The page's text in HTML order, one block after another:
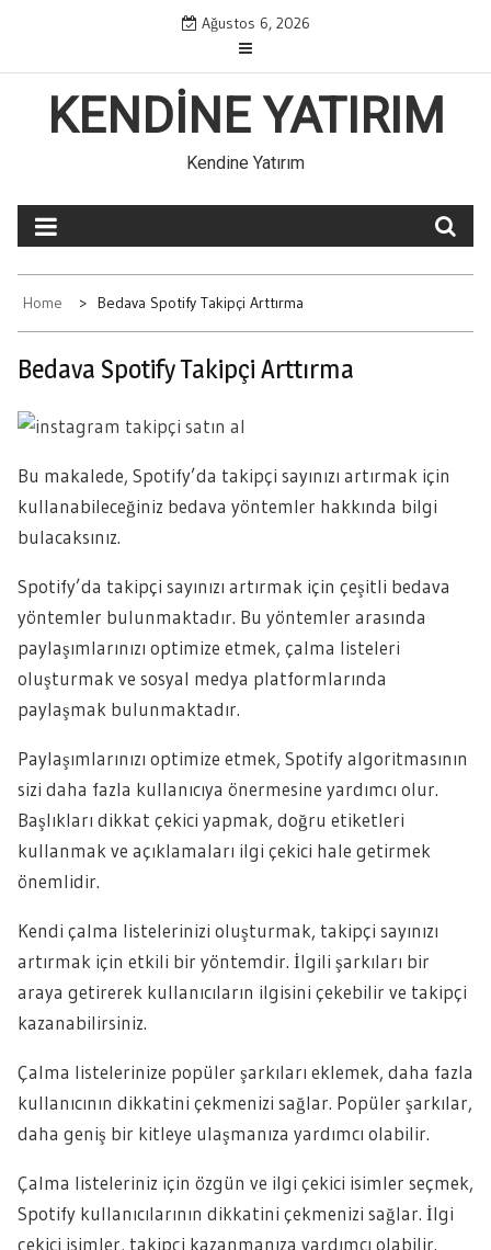
Ağustos 6, 2026
KENDINE YATIRIM
Kendine Yatırım
Home Bedava Spotify Takipçi Arttırma
Bedava Spotify Takipçi Arttırma
Bu makalede, Spotify’da takipçi sayınızı artırmak için
kullanabileceğiniz bedava yöntemler hakkında bilgi
bulacaksınız.
Spotify’da takipçi sayınızı artırmak için çeşitli bedava
yöntemler bulunmaktadır. Bu yöntemler arasında
paylaşımlarınızı optimize etmek, çalma listeleri
oluşturmak ve sosyal medya platformlarında
paylaşmak bulunmaktadır.
Paylaşımlarınızı optimize etmek, Spotify algoritmasının
sizi daha fazla kullanıcıya önermesine yardımcı olur.
Başlıkları dikkat çekici yapmak, doğru etiketleri
kullanmak ve açıklamaları ilgi çekici hale getirmek
önemlidir.
Kendi çalma listelerinizi oluşturmak, takipçi sayınızı
artırmak için etkili bir yöntemdir. İlgili şarkıları bir
araya getirerek kullanıcıların ilgisini çekebilir ve takipçi
kazanabilirsiniz.
Çalma listelerinize popüler şarkıları eklemek, daha fazla
kullanıcının dikkatini çekmenizi sağlar. Popüler şarkılar,
daha geniş bir kitleye ulaşmanıza yardımcı olabilir.
Çalma listeleriniz için özgün ve ilgi çekici isimler seçmek,
Spotify kullanıcılarının dikkatini çekmenizi sağlar. İlgi
çekici isimler, takipçi kazanmanıza yardımcı olabilir.